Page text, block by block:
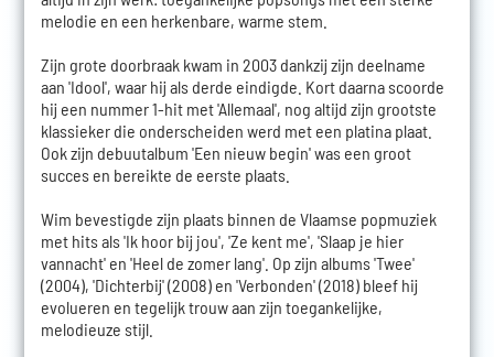
melodie en een herkenbare, warme stem.
Zijn grote doorbraak kwam in 2003 dankzij zijn deelname
aan 'Idool', waar hij als derde eindigde. Kort daarna scoorde
hij een nummer 1-hit met 'Allemaal', nog altijd zijn grootste
klassieker die onderscheiden werd met een platina plaat.
Ook zijn debuutalbum 'Een nieuw begin' was een groot
succes en bereikte de eerste plaats.
Wim bevestigde zijn plaats binnen de Vlaamse popmuziek
met hits als 'Ik hoor bij jou', 'Ze kent me', 'Slaap je hier
vannacht' en 'Heel de zomer lang'. Op zijn albums 'Twee'
(2004), 'Dichterbij' (2008) en 'Verbonden' (2018) bleef hij
evolueren en tegelijk trouw aan zijn toegankelijke,
melodieuze stijl.